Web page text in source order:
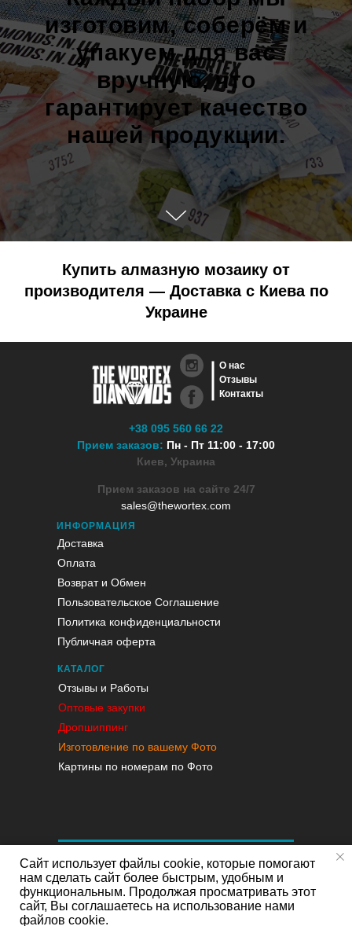
изготовим, соберём и
упакуем для вас
вручную, что
гарантирует качество
нашей продукции.
Купить алмазную мозаику от
производителя — Доставка с Киева по
Украине
ИНФОРМАЦИЯ
Доставка
Оплата
Возврат и Обмен
Пользовательское Соглашение
Политика конфиденциальности
Публичная оферта
КАТАЛОГ
Отзывы и Работы
Оптовые закупки
Дропшиппинг
Изготовление по вашему Фото
Картины по номерам по Фото
+38 095 560 66 22
Прием заказов: Пн - Пт 11:00 - 17:00
Киев, Украина
Прием заказов на сайте 24/7
sales@thewortex.com
О нас
Отзывы
Контакты
Сайт использует файлы cookie, которые помогают
нам сделать сайт более быстрым, удобным и
функциональным. Продолжая просматривать этот
сайт, Вы соглашаетесь на использование нами
файлов cookie.